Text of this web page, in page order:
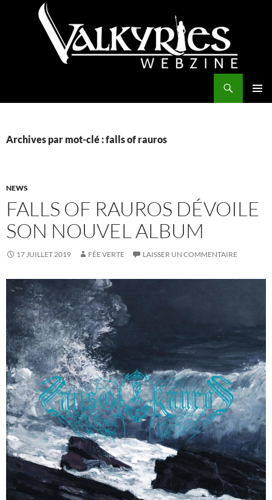
Archives par mot-clé : falls of rauros
NEWS
FALLS OF RAUROS DÉVOILE
SON NOUVEL ALBUM
17 JUILLET 2019 FÉE VERTE LAISSER UN COMMENTAIRE